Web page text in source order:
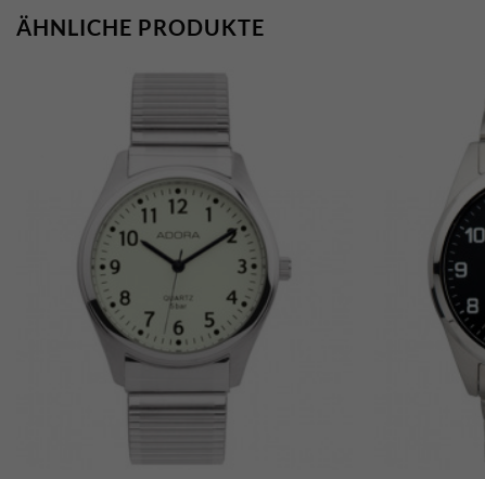
ÄHNLICHE PRODUKTE